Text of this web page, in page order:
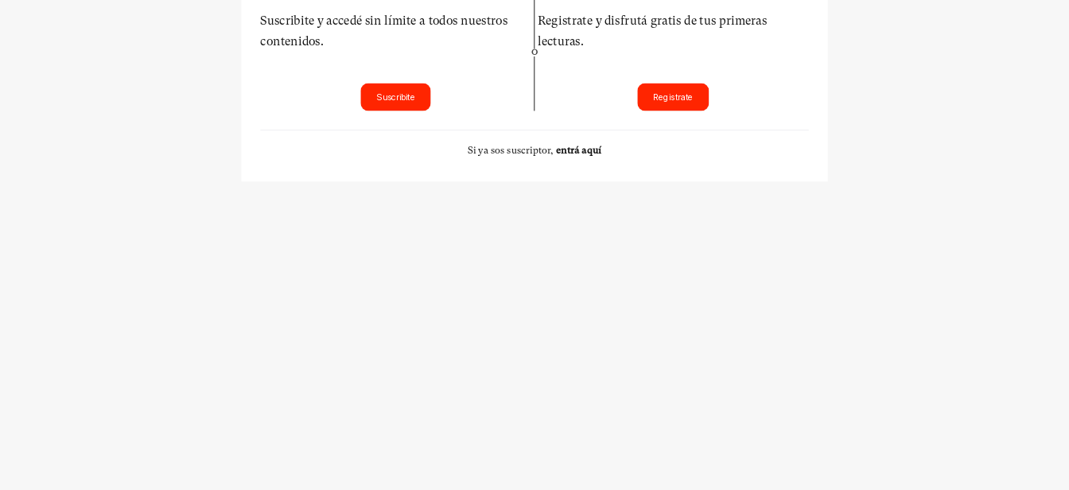
Suscribite y accedé sin límite a todos nuestros
contenidos.
Suscribite
O
Registrate y disfrutá gratis de tus primeras
lecturas.
Registrate
Si ya sos suscriptor, entrá aquí